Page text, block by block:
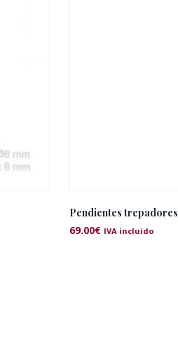
Pendientes trepadores
69.00€ IVA incluido